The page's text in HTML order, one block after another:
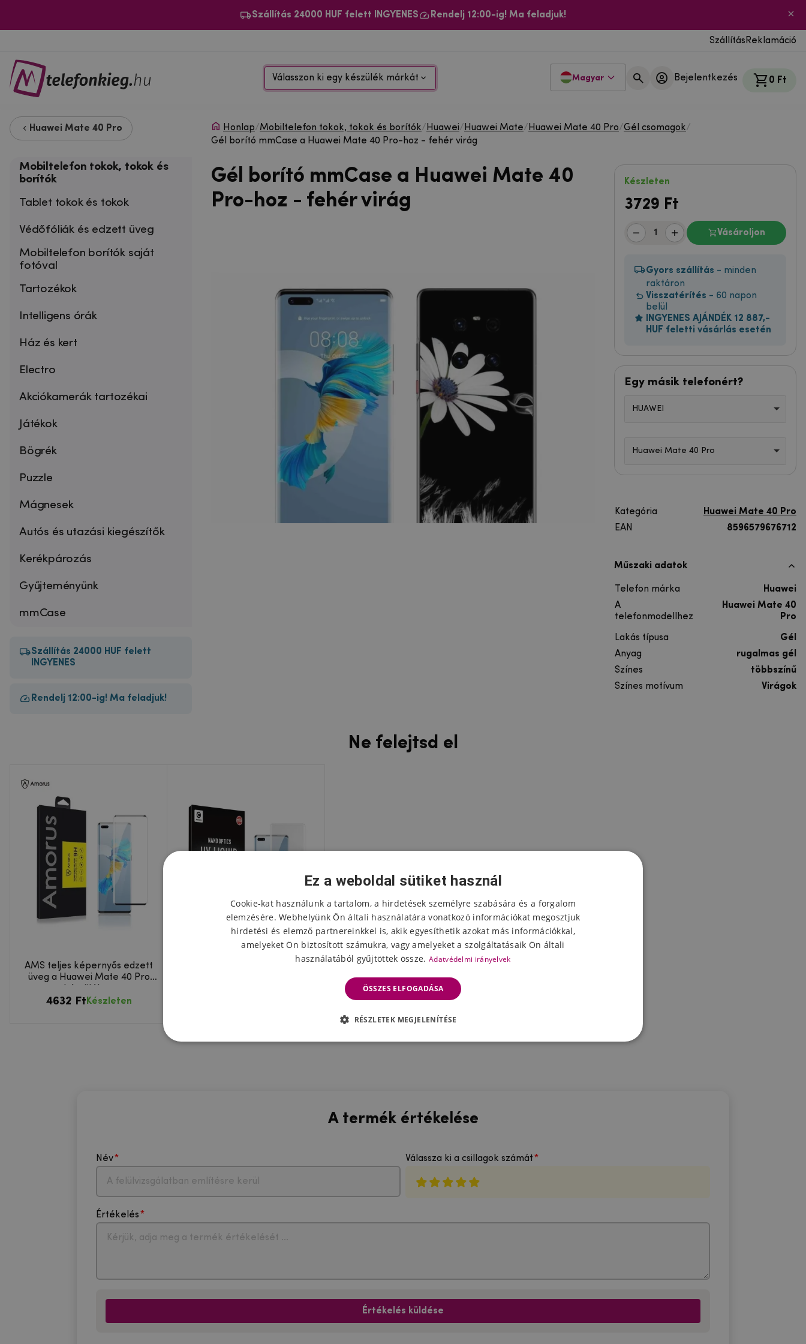
Szállítás 24000 HUF felett INGYENES Rendelj 12:00-ig! Ma feladjuk!
Szállítás Reklamáció
Válasszon ki egy készülék márkát Magyar Bejelentkezés 0 Ft
Huawei Mate 40 Pro
Mobiltelefon tokok, tokok és
borítók
Tablet tokok és tokok
Védőfóliák és edzett üveg
Mobiltelefon borítók saját
fotóval
Tartozékok
Intelligens órák
Ház és kert
Electro
Akciókamerák tartozékai
Játékok
Bögrék
Puzzle
Mágnesek
Autós és utazási kiegészítők
Kerékpározás
Gyűjteményünk
mmCase
Szállítás 24000 HUF felett
INGYENES
Rendelj 12:00-ig! Ma feladjuk!
Honlap/Mobiltelefon tokok, tokok és borítók/ Huawei/ Huawei Mate/ Huawei Mate 40 Pro/Gél csomagok/
Gél borító mmCase a Huawei Mate 40 Pro-hoz - fehér virág
Gél borító mmCase a Huawei Mate 40
Pro-hoz - fehér virág
Készleten
3729 Ft
Vásároljon
Gyors szállítás - minden
raktáron
Visszatérítés - 60 napon
belül
INGYENES AJÁNDÉK 12 887,-
HUF feletti vásárlás esetén
Egy másik telefonért?
HUAWEI
Huawei Mate 40 Pro
Kategória
Huawei Mate 40 Pro
EAN
8596579676712
Műszaki adatok
Telefon márka
Huawei
A
telefonmodellhez
Huawei Mate 40
Pro
Lakás típusa
Gél
Anyag
rugalmas gél
Színes
többszínű
Színes motívum
Virágok
Ne felejtsd el
AMS teljes képernyős edzett
üveg a Huawei Mate 40 Pro
4632 Ft Készleten
A termék értékelése
Név Válassza ki a csillagok számát
Értékelés
Értékelés küldése
Ez a weboldal sütiket használ
Cookie-kat használunk a tartalom, a hirdetések személyre szabására és a forgalom
elemzésére. Webhelyünk Ön általi használatára vonatkozó információkat megosztjuk
hirdetési és elemző partnereinkkel is, akik egyesíthetik azokat más információkkal,
amelyeket Ön biztosított számukra, vagy amelyeket a szolgáltatásaik Ön általi
használatából gyűjtöttek össze. Adatvédelmi irányelvek
ÖSSZES ELFOGADÁSA
RÉSZLETEK MEGJELENÍTÉSE